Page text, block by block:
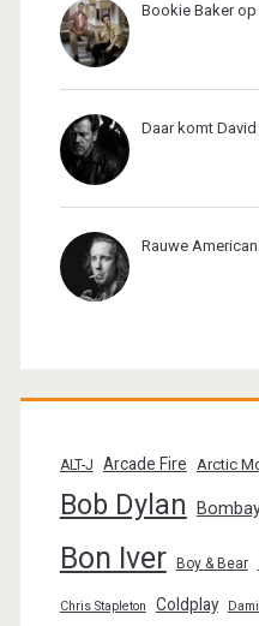
Bookie Baker
Daar komt David
Rauwe
ALT-J Arcade Fire Arctic
Bob Dylan
Bon Iver Boy & Bear
Chris Stapleton Coldplay